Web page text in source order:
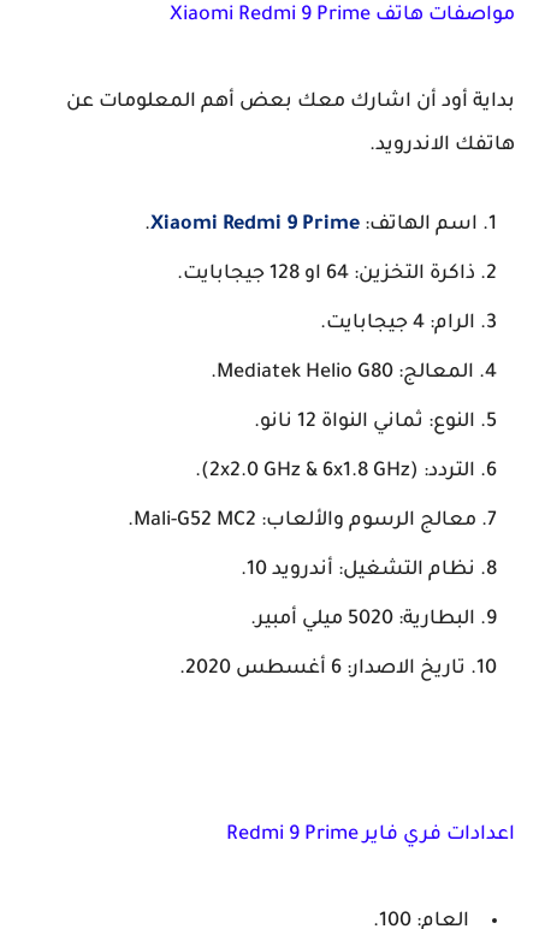
مواصفات هاتف Xiaomi Redmi 9 Prime
بداية أود أن اشارك معك بعض أهم المعلومات عن
هاتفك الاندرويد.
اسم الهاتف: Xiaomi Redmi 9 Prime
.
ذاكرة التخزين: 64 او 128 جيجابايت.
الرام: 4 جيجابايت.
المعالج: Mediatek Helio G80.
النوع: ثماني النواة 12 نانو.
التردد: (2x2.0 GHz & 6x1.8 GHz).
معالج الرسوم والألعاب: Mali-G52 MC2.
نظام التشغيل: أندرويد 10.
البطارية: 5020 ميلي أمبير.
تاريخ الاصدار: 6 أغسطس 2020.
اعدادات فري فاير Redmi 9 Prime
العام: 100.